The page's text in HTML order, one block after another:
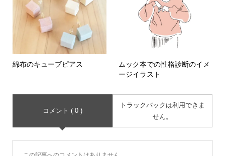
綿布のキューブピアス
ムック本での性格診断のイメ
ージイラスト
コメント ( 0 )
トラックバックは利用できま
せん。